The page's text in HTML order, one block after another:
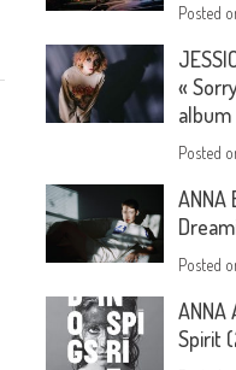
Posted
«
Posted
ANNA
Posted
ANNA
Spirit